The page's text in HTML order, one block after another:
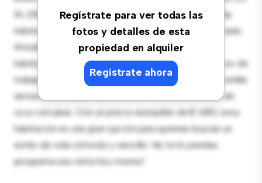
Regístrate para ver todas las
fotos y detalles de esta
propiedad en alquiler
Regístrate ahora
1A, 28019 MADRID, Carabanchel, Urgel! Esta cómoda
habitación ofrece un espacio de vida pacífico y privado.
Amueblada con lo esencial para tu disfrute, esta
habitación proporciona una cama cómoda, un espacio de
trabajo y soluciones de almacenamiento. Con su increíble
ubicación, tendrás fácil acceso a servicios y zonas de
ocio cercanas. Con un precio asequible de € 680, esta
habitación es una gran opción para quienes buscan un
estilo de vida cómodo y sencillo. No te lo pierdas:
¡programa una visita hoy mismo!